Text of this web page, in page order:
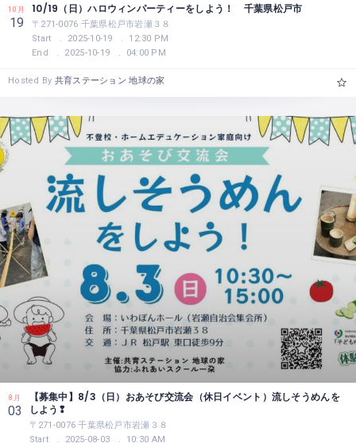
10月
19
10/19（日）ハロウィンパーティーをしよう！ 千葉県松戸市
〒271-0076 千葉県松戸市岩瀬３８
Start
2025-10-19
12:30 PM
End
2025-10-19 04:00 PM
Hosted By 共育ステーション 地球の家
8月
03
【募集中】8/3（日）おあそび交流会（休日イベント）流しそうめんを
しよう❢
〒271-0076 千葉県松戸市岩瀬３８
Start
2025-08-03
10:30 AM